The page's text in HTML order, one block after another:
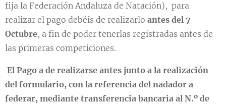
fija la Federación Andaluza de Natación), para
realizar el pago debéis de realizarlo antes del 7
Octubre, a fin de poder tenerlas registradas antes de
las primeras competiciones.
El Pago a de realizarse antes junto a la realización
del formulario, con la referencia del nadador a
federar, mediante transferencia bancaria al N.º de